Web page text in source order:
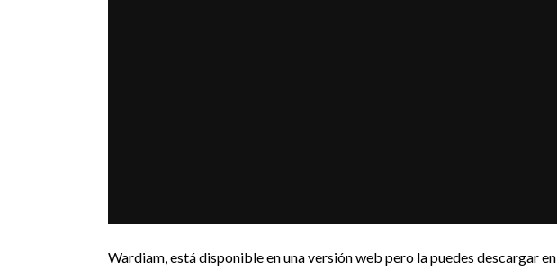
Wardiam, está disponible en una versión web pero la puedes descargar en